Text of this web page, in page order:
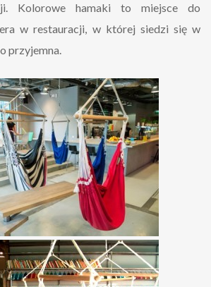
Kolorowe hamaki to miejsce do
w restauracji, w której siedzi się w
przyjemna.